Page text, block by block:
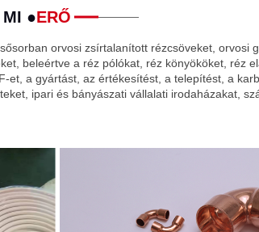
MI ●ERŐ
orvosi zsírtalanított rézcsöveket, orvosi
beleértve a réz pólókat, réz könyököket, réz
et, a gyártást, az értékesítést, a telepítést, a
ipari és bányászati ​​vállalati irodaházakat,